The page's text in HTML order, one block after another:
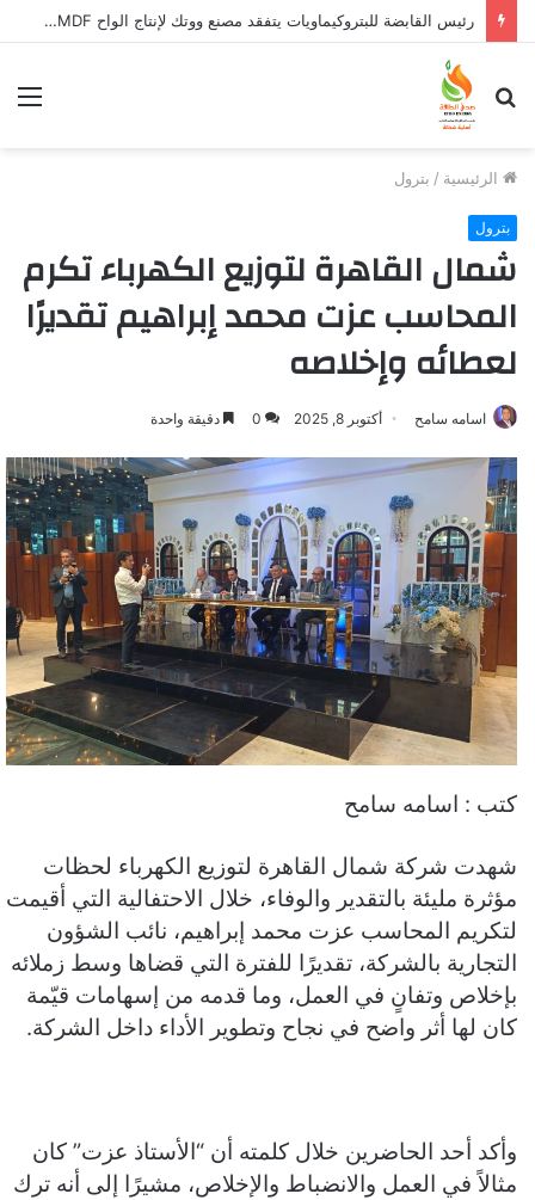
مودرن جاس تكرّم أبناء الشؤون القانونية في احتفالية العامل المثالي لعام 2025
بحث
عن
الرئيسية / بترول
بترول
شمال القاهرة لتوزيع الكهرباء تكرم
المحاسب عزت محمد إبراهيم تقديرًا
لعطائه وإخلاصه
اسامه سامح أكتوبر 8, 2025 0 دقيقة واحدة
كتب : اسامه سامح
شهدت شركة شمال القاهرة لتوزيع الكهرباء لحظات
مؤثرة مليئة بالتقدير والوفاء، خلال الاحتفالية التي أقيمت
لتكريم المحاسب عزت محمد إبراهيم، نائب الشؤون
التجارية بالشركة، تقديرًا للفترة التي قضاها وسط زملائه
بإخلاص وتفانٍ في العمل، وما قدمه من إسهامات قيّمة
كان لها أثر واضح في نجاح وتطوير الأداء داخل الشركة.
وأكد أحد الحاضرين خلال كلمته أن “الأستاذ عزت” كان
مثالاً في العمل والانضباط والإخلاص، مشيرًا إلى أنه ترك